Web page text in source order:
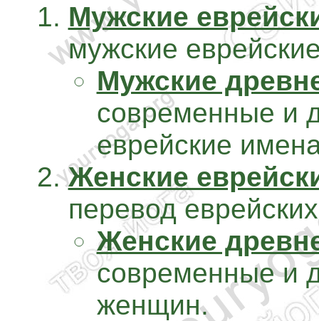
Мужские
мужские
Мужские
современные и
еврейские
Женские
перевод
Женские
современные и
женщин.